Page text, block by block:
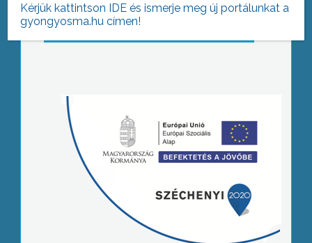
Kérjük kattintson IDE és ismerje meg új portálunkat a
gyongyosma.hu címen!